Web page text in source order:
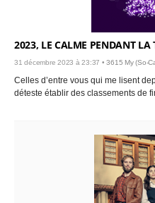
2023, LE CALME PENDANT LA
31 décembre 2023 à 23:37 •3615 My (So-
Celles d’entre vous qui me lisent
déteste établir des classements de